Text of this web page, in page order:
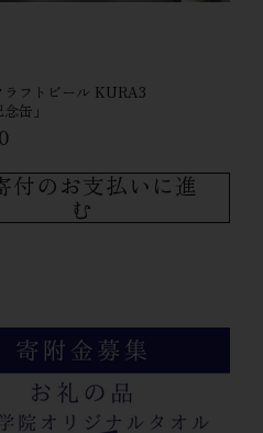
ラフトビール KURA3
缶」
付のお支払いに進
む